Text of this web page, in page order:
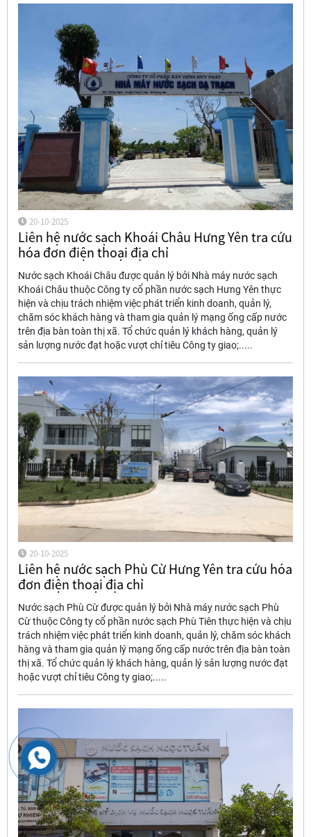
20-10-2025
Liên hệ nước sạch Khoái Châu Hưng Yên tra cứu
hóa đơn điện thoại địa chỉ
Nước sạch Khoái Châu được quản lý bởi Nhà máy nước sạch
Khoái Châu thuộc Công ty cổ phần nước sạch Hưng Yên thực
hiện và chịu trách nhiệm việc phát triển kinh doanh, quản lý,
chăm sóc khách hàng và tham gia quản lý mạng ống cấp nước
trên địa bàn toàn thị xã. Tổ chức quản lý khách hàng, quản lý
sản lượng nước đạt hoặc vượt chỉ tiêu Công ty giao;.....
20-10-2025
Liên hệ nước sạch Phù Cừ Hưng Yên tra cứu hóa
đơn điện thoại địa chỉ
Nước sạch Phù Cừ được quản lý bởi Nhà máy nước sạch Phù
Cừ thuộc Công ty cổ phần nước sạch Phù Tiên thực hiện và chịu
trách nhiệm việc phát triển kinh doanh, quản lý, chăm sóc khách
hàng và tham gia quản lý mạng ống cấp nước trên địa bàn toàn
thị xã. Tổ chức quản lý khách hàng, quản lý sản lượng nước đạt
hoặc vượt chỉ tiêu Công ty giao;.....